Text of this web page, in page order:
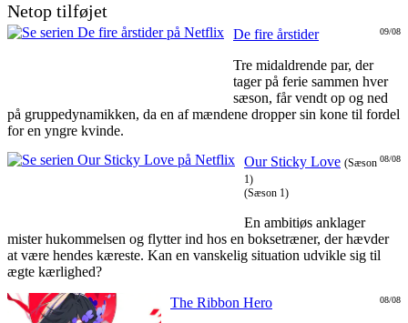
Netop tilføjet
09/08
De fire årstider
Tre midaldrende par, der
tager på ferie sammen hver
sæson, får vendt op og ned
på gruppedynamikken, da en af mændene dropper sin kone til fordel
for en yngre kvinde.
08/08
Our Sticky Love (Sæson
1)
(Sæson 1)
En ambitiøs anklager
mister hukommelsen og flytter ind hos en boksetræner, der hævder
at være hendes kæreste. Kan en vanskelig situation udvikle sig til
ægte kærlighed?
08/08
The Ribbon Hero